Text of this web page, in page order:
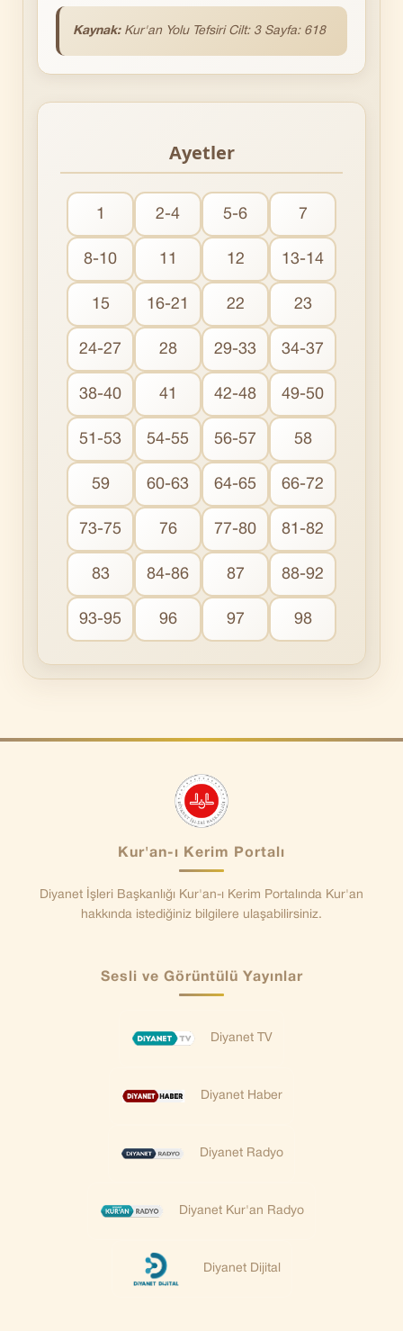
Kaynak: Kur'an Yolu Tefsiri Cilt: 3 Sayfa: 618
Ayetler
1 2-4 5-6 7
8-10 11 12 13-14
15 16-21 22 23
24-27 28 29-33 34-37
38-40 41 42-48 49-50
51-53 54-55 56-57 58
59 60-63 64-65 66-72
73-75 76 77-80 81-82
83 84-86 87 88-92
93-95 96 97 98
Kur'an-ı Kerim Portalı
Diyanet İşleri Başkanlığı Kur'an-ı Kerim Portalında Kur'an
hakkında istediğiniz bilgilere ulaşabilirsiniz.
Sesli ve Görüntülü Yayınlar
Diyanet TV
Diyanet Haber
Diyanet Radyo
Diyanet Kur'an Radyo
Diyanet Dijital